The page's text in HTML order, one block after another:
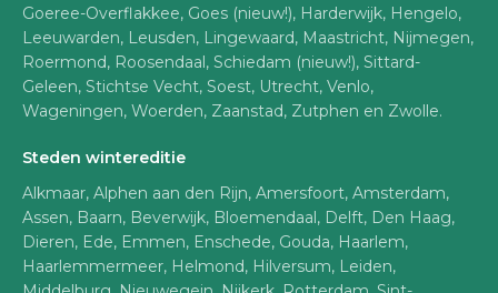
Goeree-Overflakkee, Goes (nieuw!), Harderwijk, Hengelo,
Leeuwarden, Leusden, Lingewaard, Maastricht, Nijmegen,
Roermond, Roosendaal, Schiedam (nieuw!), Sittard-
Geleen, Stichtse Vecht, Soest, Utrecht, Venlo,
Wageningen, Woerden, Zaanstad, Zutphen en Zwolle.
Steden wintereditie
Alkmaar, Alphen aan den Rijn, Amersfoort, Amsterdam,
Assen, Baarn, Beverwijk, Bloemendaal, Delft, Den Haag,
Dieren, Ede, Emmen, Enschede, Gouda, Haarlem,
Haarlemmermeer, Helmond, Hilversum, Leiden,